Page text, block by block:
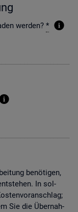
wer­den? *
be­nö­ti­gen,
In sol­
Sie die Über­nah­